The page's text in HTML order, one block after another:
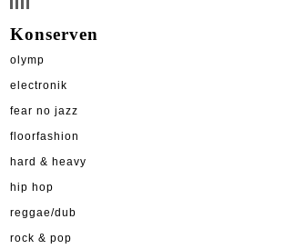
Konserven
olymp
electronik
fear no jazz
floorfashion
hard & heavy
hip hop
reggae/dub
rock & pop